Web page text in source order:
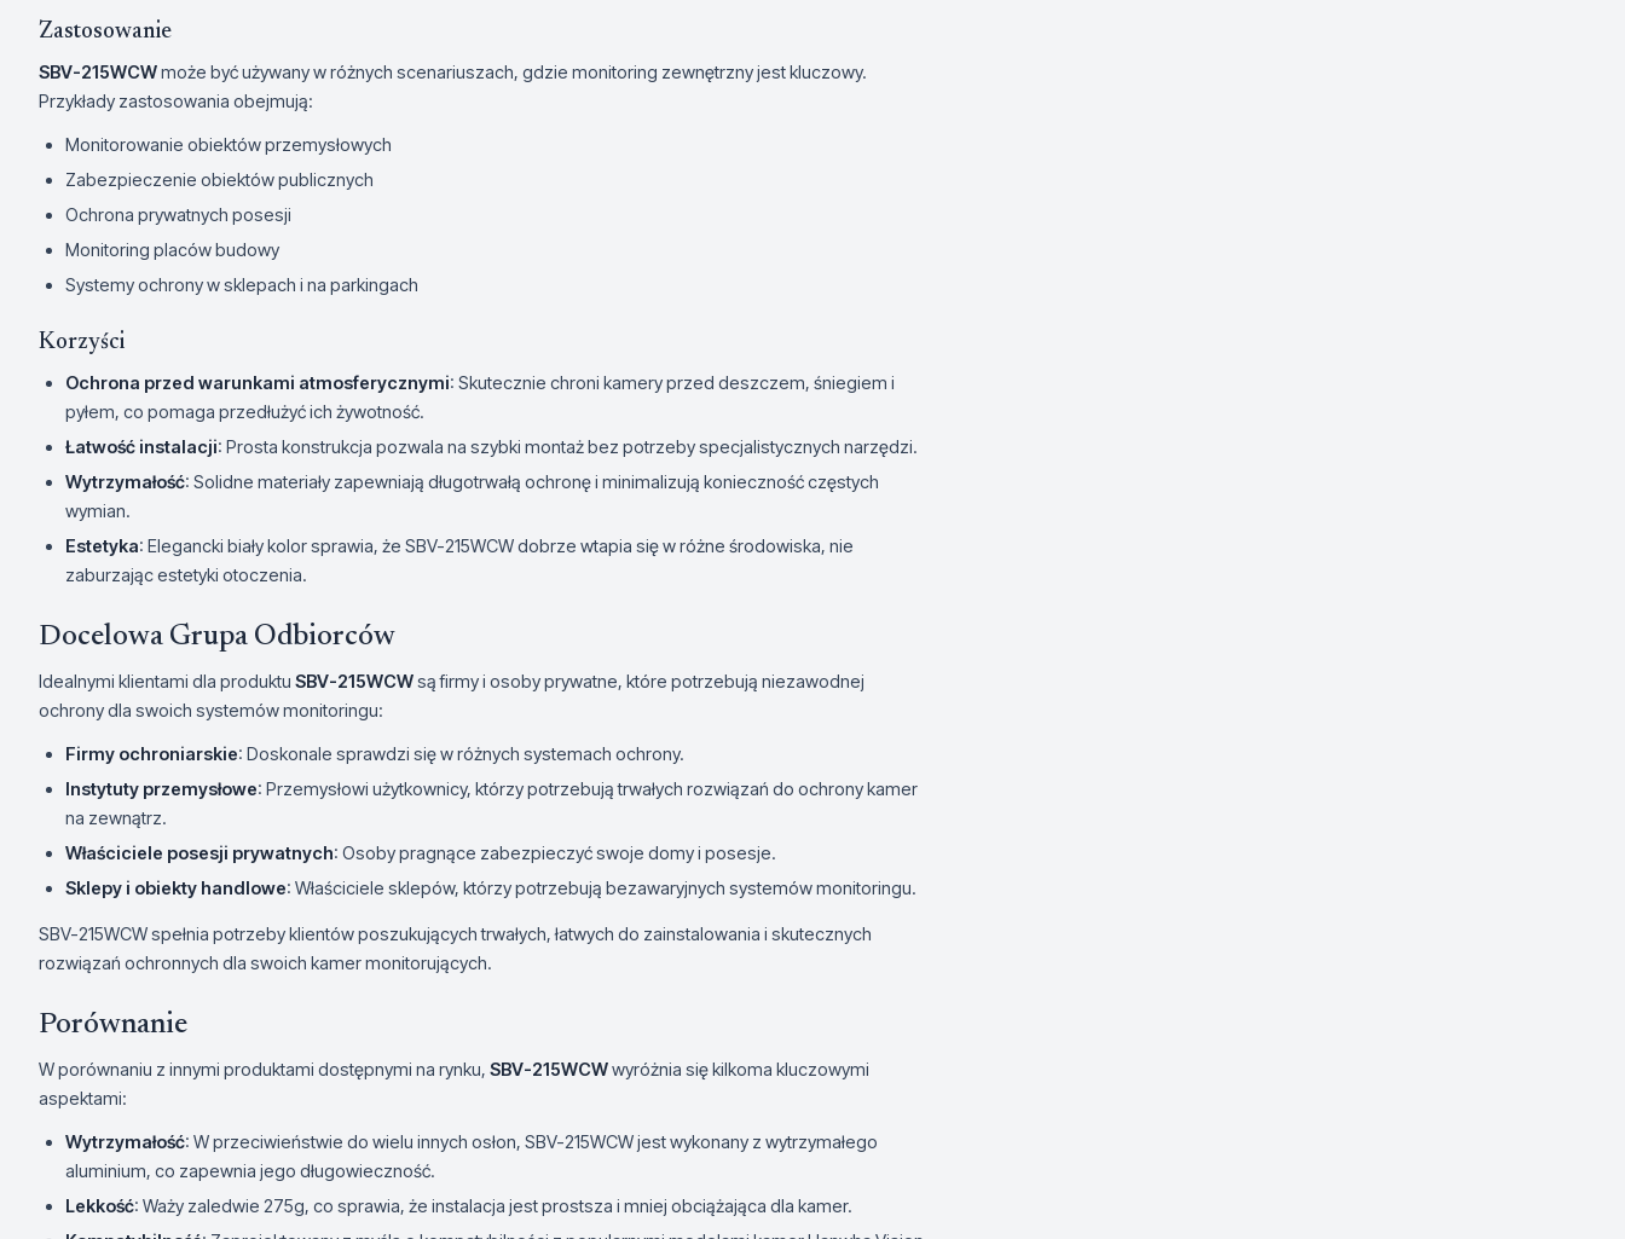
Zastosowanie
SBV-215WCWmoże być używany w różnych scenariuszach, gdzie monitoring zewnętrzny jest kluczowy.
Przykłady zastosowania obejmują:
Monitorowanie obiektów przemysłowych
Zabezpieczenie obiektów publicznych
Ochrona prywatnych posesji
Monitoring placów budowy
Systemy ochrony w sklepach i na parkingach
Korzyści
Ochrona przed warunkami atmosferycznymi: Skutecznie chroni kamery przed deszczem, śniegiem i
pyłem, co pomaga przedłużyć ich żywotność.
Łatwość instalacji: Prosta konstrukcja pozwala na szybki montaż bez potrzeby specjalistycznych narzędzi.
Wytrzymałość: Solidne materiały zapewniają długotrwałą ochronę i minimalizują konieczność częstych
wymian.
Estetyka: Elegancki biały kolor sprawia, że SBV-215WCW dobrze wtapia się w różne środowiska, nie
zaburzając estetyki otoczenia.
Docelowa Grupa Odbiorców
Idealnymi klientami dla produktu SBV-215WCWsą firmy i osoby prywatne, które potrzebują niezawodnej
ochrony dla swoich systemów monitoringu:
Firmy ochroniarskie: Doskonale sprawdzi się w różnych systemach ochrony.
Instytuty przemysłowe: Przemysłowi użytkownicy, którzy potrzebują trwałych rozwiązań do ochrony kamer
na zewnątrz.
Właściciele posesji prywatnych: Osoby pragnące zabezpieczyć swoje domy i posesje.
Sklepy i obiekty handlowe: Właściciele sklepów, którzy potrzebują bezawaryjnych systemów monitoringu.
SBV-215WCW spełnia potrzeby klientów poszukujących trwałych, łatwych do zainstalowania i skutecznych
rozwiązań ochronnych dla swoich kamer monitorujących.
Porównanie
W porównaniu z innymi produktami dostępnymi na rynku, SBV-215WCWwyróżnia się kilkoma kluczowymi
aspektami:
Wytrzymałość: W przeciwieństwie do wielu innych osłon, SBV-215WCW jest wykonany z wytrzymałego
aluminium, co zapewnia jego długowieczność.
Lekkość: Waży zaledwie 275g, co sprawia, że instalacja jest prostsza i mniej obciążająca dla kamer.